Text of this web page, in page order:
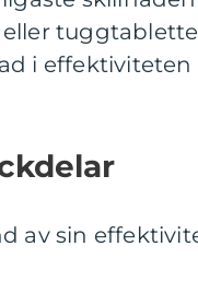
i effektiviteten
av sin